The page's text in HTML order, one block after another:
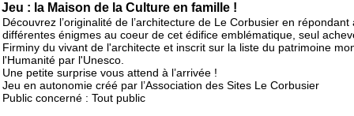
Jeu : la Maison de la Culture en famille !
Découvrez l’originalité de l’architecture de Le Corbusier en répondant
différentes énigmes au coeur de cet édifice emblématique, seul
Firminy du vivant de l'architecte et inscrit sur la liste du patrimoine
l'Humanité par l'Unesco.
Une petite surprise vous attend à l’arrivée !
Jeu en autonomie créé par l’Association des Sites Le Corbusier
Public concerné : Tout public